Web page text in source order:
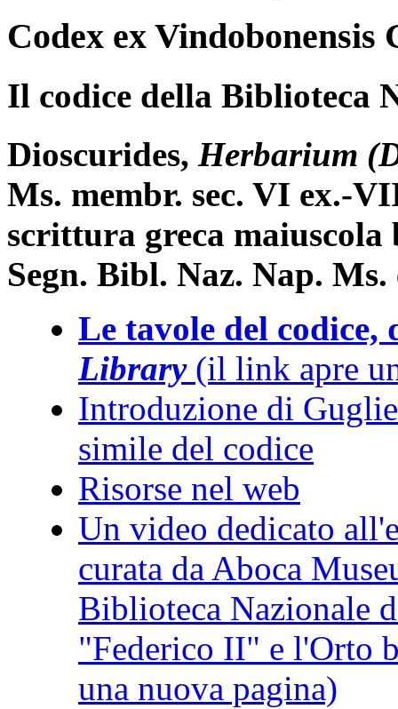
Codex ex Vindobonensis
Il codice della Biblioteca
Dioscurides, Herbarium
Ms. membr. sec. VI ex.-
scrittura greca maiuscola
Segn. Bibl. Naz. Nap.
Le tavole del
Library(il link apre
Introduzione di
simile del codice
Risorse nel web
Un video dedicato
curata da Aboca
Biblioteca Nazionale
"Federico II" e l'Orto
una nuova pagina)